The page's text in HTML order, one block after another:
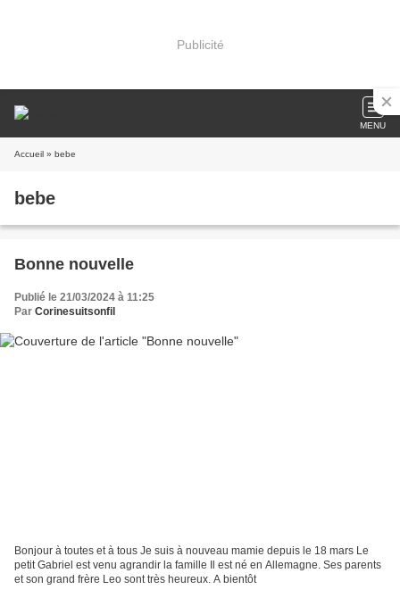
Publicité
MENU
Accueil » bebe
bebe
Bonne nouvelle
Publié le 21/03/2024 à 11:25
Par Corinesuitsonfil
Bonjour à toutes et à tous Je suis à nouveau mamie depuis le 18 mars Le
petit Gabriel est venu agrandir la famille Il est né en Allemagne. Ses parents
et son grand frère Leo sont très heureux. A bientôt